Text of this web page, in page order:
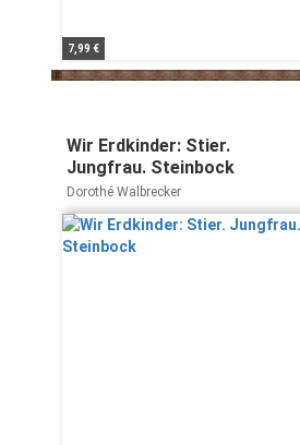
7,99 €
Wir Erdkinder: Stier.
Jungfrau. Steinbock
Dorothé Walbrecker